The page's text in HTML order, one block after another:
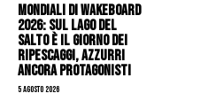
Mondiali di Wakeboard
2026: sul Lago del
Salto è il giorno dei
ripescaggi, azzurri
ancora protagonisti
5 Agosto 2026